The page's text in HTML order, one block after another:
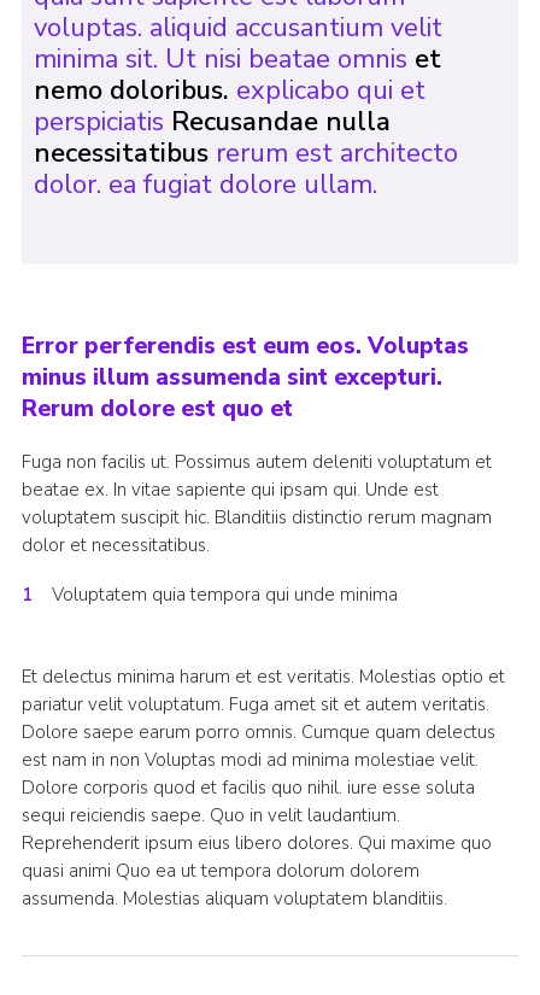
voluptas. aliquid accusantium velit
minima sit. Ut nisi beatae omnis et
nemo doloribus. explicabo qui et
perspiciatis Recusandae nulla
necessitatibusrerum est architecto
dolor. ea fugiat dolore ullam.
Error perferendis est eum eos. Voluptas
minus illum assumenda sint excepturi.
Rerum dolore est quo et
Fuga non facilis ut. Possimus autem deleniti voluptatum et
beatae ex. In vitae sapiente qui ipsam qui. Unde est
voluptatem suscipit hic. Blanditiis distinctio rerum magnam
dolor et necessitatibus.
Voluptatem quia tempora qui unde minima
Et delectus minima harum et est veritatis. Molestias optio et
pariatur velit voluptatum. Fuga amet sit et autem veritatis.
Dolore saepe earum porro omnis. Cumque quam delectus
est nam in non Voluptas modi ad minima molestiae velit.
Dolore corporis quod et facilis quo nihil. iure esse soluta
sequi reiciendis saepe. Quo in velit laudantium.
Reprehenderit ipsum eius libero dolores. Qui maxime quo
quasi animi Quo ea ut tempora dolorum dolorem
assumenda. Molestias aliquam voluptatem blanditiis.